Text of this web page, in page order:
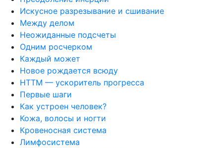
Искусное разрезывание и сшивание
Между делом
Неожиданные подсчеты
Одним росчерком
Каждый может
Новое рождается всюду
НТТМ — ускоритель прогресса
Первые шаги
Как устроен человек?
Кожа, волосы и ногти
Кровеносная система
Лимфосистема